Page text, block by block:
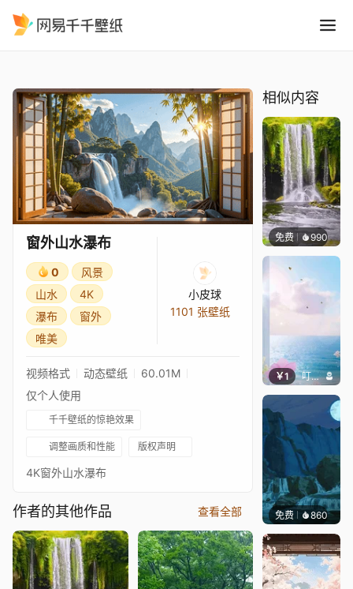
窗外山水瀑布
0
风景
山水
4K
瀑布
窗外
唯美
小皮球
1101 张壁纸
视频格式 动态壁纸
60.01M
仅个人使用
千千壁纸的惊艳效果
调整画质和性能 版权声明
4K窗外山水瀑布
作者的其他作品 查看全部
相似内容
免费 990小皮球
￥1 叮叮当当
免费 860Bewie